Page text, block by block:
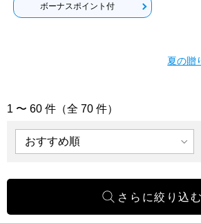
ボーナスポイント付
夏の贈
「魚介」の商品一覧
1 〜 60 件（全 70 件）
表示順